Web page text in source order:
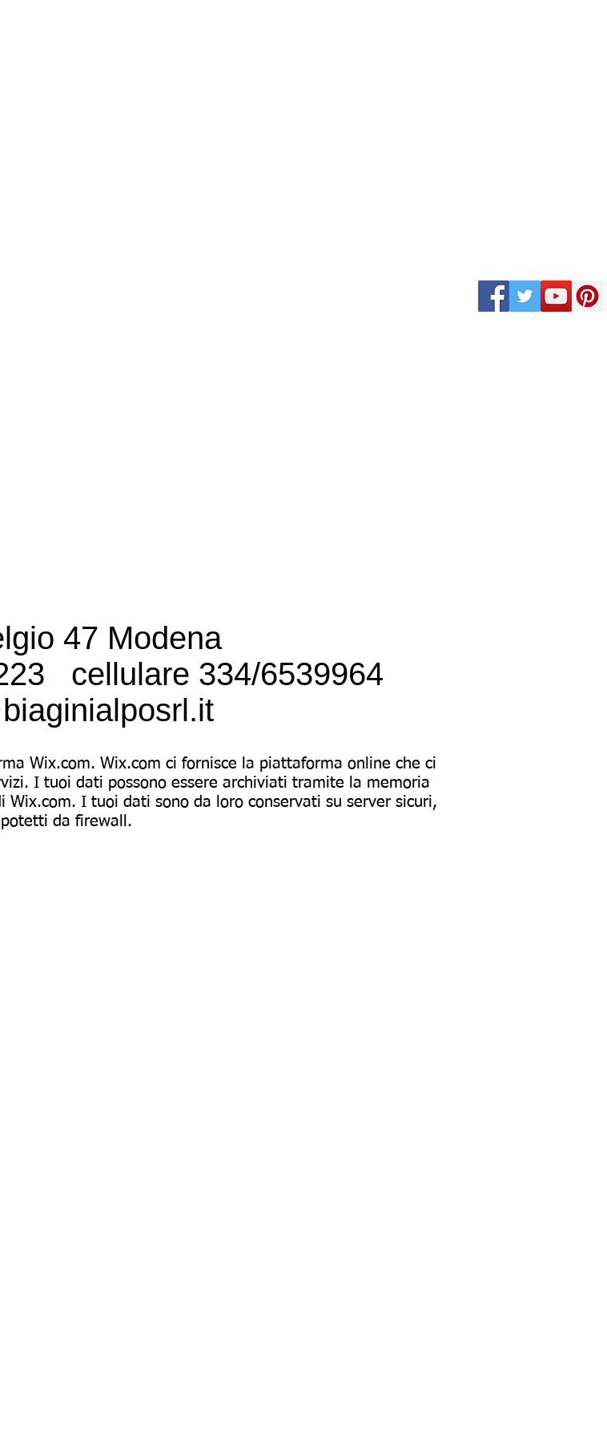
47 Modena
cellulare 334/6539964
Wix.com. Wix.com ci fornisce la piattaforma online che ci
I tuoi dati possono essere archiviati tramite la memoria
I tuoi dati sono da loro conservati su server sicuri,
potetti da firewall.